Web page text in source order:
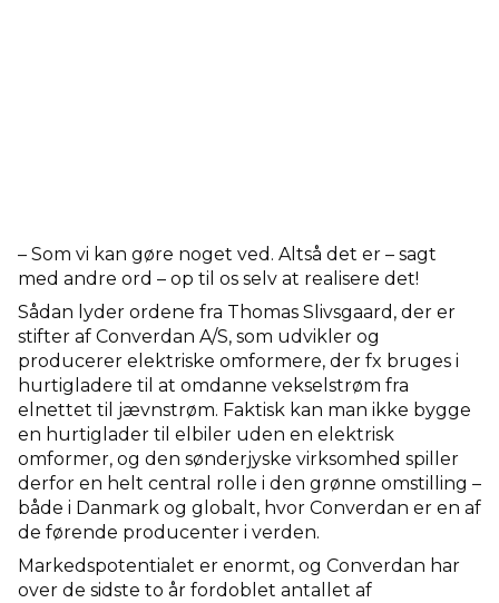
– Som vi kan gøre noget ved. Altså det er – sagt
med andre ord – op til os selv at realisere det!
Sådan lyder ordene fra Thomas Slivsgaard, der er
stifter af Converdan A/S, som udvikler og
producerer elektriske omformere, der fx bruges i
hurtigladere til at omdanne vekselstrøm fra
elnettet til jævnstrøm. Faktisk kan man ikke bygge
en hurtiglader til elbiler uden en elektrisk
omformer, og den sønderjyske virksomhed spiller
derfor en helt central rolle i den grønne omstilling –
både i Danmark og globalt, hvor Converdan er en af
de førende producenter i verden.
Markedspotentialet er enormt, og Converdan har
over de sidste to år fordoblet antallet af